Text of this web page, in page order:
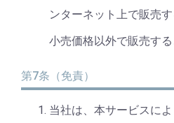
ンターネット上で販売
小売価格以外で販売する
第7条（免責）
当社は、本サービスに